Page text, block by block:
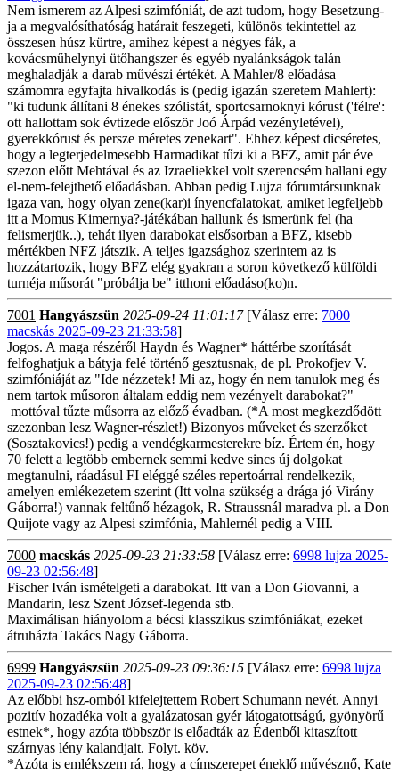
Nem ismerem az Alpesi szimfóniát, de azt tudom, hogy Besetzung-
ja a megvalósíthatóság határait feszegeti, különös tekintettel az
összesen húsz kürtre, amihez képest a négyes fák, a
kovácsműhelynyi ütőhangszer és egyéb nyalánkságok talán
meghaladják a darab művészi értékét. A Mahler/8 előadása
számomra egyfajta hivalkodás is (pedig igazán szeretem Mahlert):
"ki tudunk állítani 8 énekes szólistát, sportcsarnoknyi kórust ('félre':
ott hallottam sok évtizede először Joó Árpád vezényletével),
gyerekkórust és persze méretes zenekart". Ehhez képest dicséretes,
hogy a legterjedelmesebb Harmadikat tűzi ki a BFZ, amit pár éve
szezon előtt Mehtával és az Izraeliekkel volt szerencsém hallani egy
el-nem-felejthető előadásban. Abban pedig Lujza fórumtársunknak
igaza van, hogy olyan zene(kar)i ínyencfalatokat, amiket legfeljebb
itt a Momus Kimernya?-játékában hallunk és ismerünk fel (ha
felismerjük..), tehát ilyen darabokat elsősorban a BFZ, kisebb
mértékben NFZ játszik. A teljes igazsághoz szerintem az is
hozzátartozik, hogy BFZ elég gyakran a soron következő külföldi
turnéja műsorát "próbálja be" itthoni előadáso(ko)n.
7001 Hangyászsün 2025-09-24 11:01:17[Válasz erre: 7000
macskás 2025-09-23 21:33:58]
Jogos. A maga részéről Haydn és Wagner* háttérbe szorítását
felfoghatjuk a bátyja felé történő gesztusnak, de pl. Prokofjev V.
szimfóniáját az "Ide nézzetek! Mi az, hogy én nem tanulok meg és
nem tartok műsoron általam eddig nem vezényelt darabokat?"
mottóval tűzte műsorra az előző évadban. (*A most megkezdődött
szezonban lesz Wagner-részlet!) Bizonyos műveket és szerzőket
(Sosztakovics!) pedig a vendégkarmesterekre bíz. Értem én, hogy
70 felett a legtöbb embernek semmi kedve sincs új dolgokat
megtanulni, ráadásul FI eléggé széles repertoárral rendelkezik,
amelyen emlékezetem szerint (Itt volna szükség a drága jó Virány
Gáborra!) vannak feltűnő hézagok, R. Straussnál maradva pl. a Don
Quijote vagy az Alpesi szimfónia, Mahlernél pedig a VIII.
7000 macskás 2025-09-23 21:33:58 [Válasz erre: 6998 lujza 2025-
09-23 02:56:48]
Fischer Iván ismételgeti a darabokat. Itt van a Don Giovanni, a
Mandarin, lesz Szent József-legenda stb.
Maximálisan hiányolom a bécsi klasszikus szimfóniákat, ezeket
átruházta Takács Nagy Gáborra.
6999 Hangyászsün 2025-09-23 09:36:15 [Válasz erre: 6998 lujza
2025-09-23 02:56:48]
Az előbbi hsz-omból kifelejtettem Robert Schumann nevét. Annyi
pozitív hozadéka volt a gyalázatosan gyér látogatottságú, gyönyörű
estnek*, hogy azóta többször is előadták az Édenből kitaszított
szárnyas lény kalandjait. Folyt. köv.
*Azóta is emlékszem rá, hogy a címszerepet éneklő művésznő, Kate